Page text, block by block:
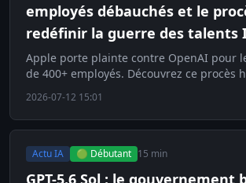
employés débauchés et le
redéfinir la guerre des talents
Apple porte plainte contre OpenAI pour
de 400+ employés. Découvrez ce procès
2026-07-12 15:01
Actu IA 🟢 Débutant 15 min
GPT-5.6 Sol : le gouvernement